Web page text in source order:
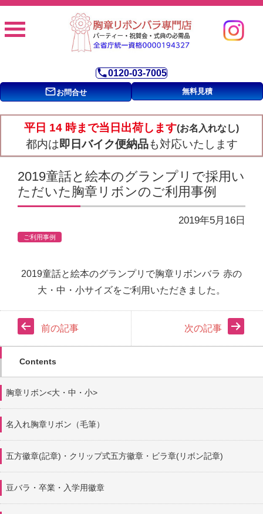
phone0120-03-7005
mail_outlineお問合せ 無料見積
平日 14 時まで当日出荷します(お名入れなし)
都内は即日バイク便納品も対応いたします
2019童話と絵本のグランプリで採用い
ただいた胸章リボンのご利用事例
2019年5月16日
ご利用事例
2019童話と絵本のグランプリで胸章リボンバラ 赤の
大・中・小サイズをご利用いただきました。
前の記事 次の記事
Contents
胸章リボン<大・中・小>
名入れ胸章リボン（毛筆）
五方徽章(記章)・ クリップ式五方徽章・ビラ章(リボン記章)
豆バラ・卒業・入学用徽章